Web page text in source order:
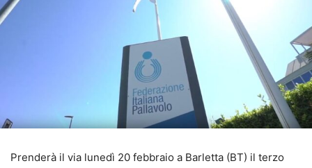
Prenderà il via lunedì 20 febbraio a Barletta (BT) il terzo